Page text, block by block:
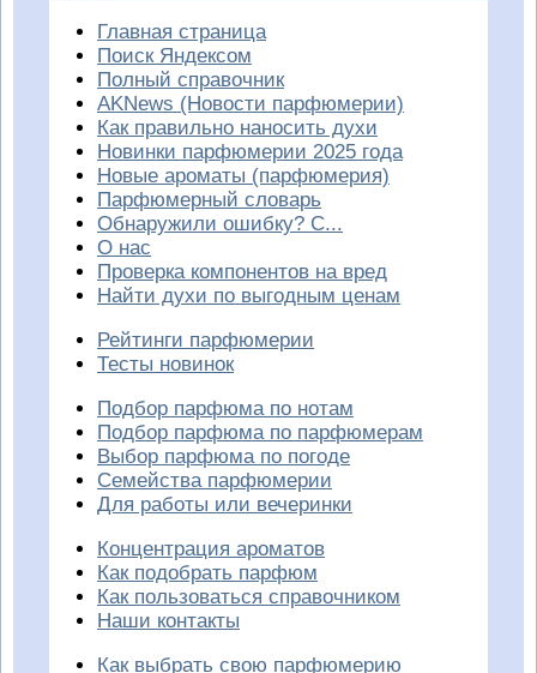
Главная страница
Поиск Яндексом
Полный справочник
AKNews (Новости парфюмерии)
Как правильно наносить духи
Новинки парфюмерии 2025 года
Новые ароматы (парфюмерия)
Парфюмерный словарь
Обнаружили ошибку? С...
О нас
Проверка компонентов на вред
Найти духи по выгодным ценам
Рейтинги парфюмерии
Тесты новинок
Подбор парфюма по нотам
Подбор парфюма по парфюмерам
Выбор парфюма по погоде
Семейства парфюмерии
Для работы или вечеринки
Концентрация ароматов
Как подобрать парфюм
Как пользоваться справочником
Наши контакты
Как выбрать свою парфюмерию